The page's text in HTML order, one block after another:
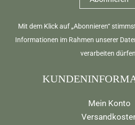
Mit dem Klick auf „Abonnieren“
Informationen im Rahmen unserer
verarbeiten
Mein Konto